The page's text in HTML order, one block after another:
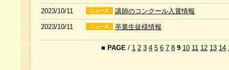
2023/10/11 講師のコンクール入賞情報
2023/10/11 卒業生徒様情報
■ PAGE / 1 2 3 4 5 6 7 8 9 10 11 12 13 14